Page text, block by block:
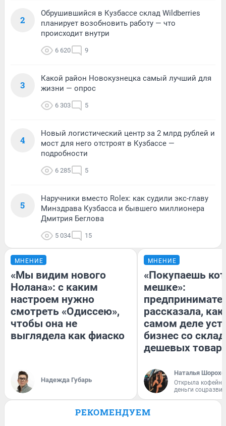
2
Обрушившийся в Кузбассе склад Wildberries
планирует возобновить работу — что
происходит внутри
6 620 9
3
Какой район Новокузнецка самый лучший для
жизни — опрос
6 303 5
4
Новый логистический центр за 2 млрд рублей и
мост для него отстроят в Кузбассе —
подробности
6 285 5
5
Наручники вместо Rolex: как судили экс-главу
Минздрава Кузбасса и бывшего миллионера
Дмитрия Беглова
5 034 15
МНЕНИЕ
«Мы видим нового
Нолана»: с каким
настроем нужно
смотреть «Одиссею»,
чтобы она не
выглядела как фиаско
Надежда Губарь
МНЕНИЕ
«Покупаешь
мешке»:
рассказала, как
самом деле
бизнес со
дешевых
Наталья
Открыла
деньги
РЕКОМЕНДУЕМ